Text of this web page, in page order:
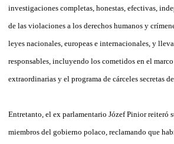
investigaciones completas, honestas, efectivas,
de las violaciones a los derechos humanos y
leyes nacionales, europeas e internacionales, y
responsables, incluyendo los cometidos en el
extraordinarias y el programa de cárceles secretas
Entretanto, el ex parlamentario Józef Pinior reiteró
miembros del gobierno polaco, reclamando que